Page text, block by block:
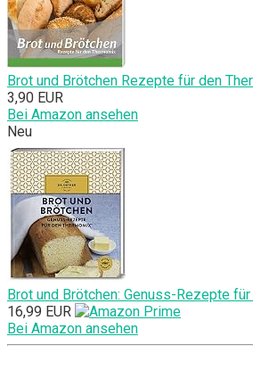
Brot und Brötchen Rezepte für den
3,90 EUR
Bei Amazon ansehen
Neu
Brot und Brötchen: Genuss-Rezepte
16,99 EUR
Bei Amazon ansehen